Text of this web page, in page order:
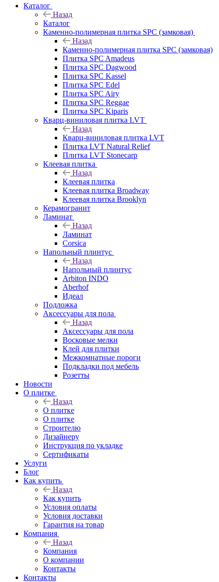
Каталог
Назад
Каталог
Каменно-полимерная плитка SPC (замковая)
Назад
Каменно-полимерная плитка SPC (замковая)
Плитка SPC Amadeus
Плитка SPC Dagwood
Плитка SPC Kassel
Плитка SPC Edel
Плитка SPC Airy
Плитка SPC Reggae
Плитка SPC Kiparis
Кварц-виниловая плитка LVT
Назад
Кварц-виниловая плитка LVT
Плитка LVT Natural Relief
Плитка LVT Stonecarp
Клеевая плитка
Назад
Клеевая плитка
Клеевая плитка Broadway
Клеевая плитка Brooklyn
Керамогранит
Ламинат
Назад
Ламинат
Corsica
Напольный плинтус
Назад
Напольный плинтус
Arbiton INDO
Aberhof
Идеал
Подложка
Аксессуары для пола
Назад
Аксессуары для пола
Восковые мелки
Клей для плитки
Межкомнатные пороги
Подкладки под мебель
Розетты
Новости
О плитке
Назад
О плитке
О плитке
Строителю
Дизайнеру
Инструкция по укладке
Сертификаты
Услуги
Блог
Как купить
Назад
Как купить
Условия оплаты
Условия доставки
Гарантия на товар
Компания
Назад
Компания
О компании
Контакты
Контакты